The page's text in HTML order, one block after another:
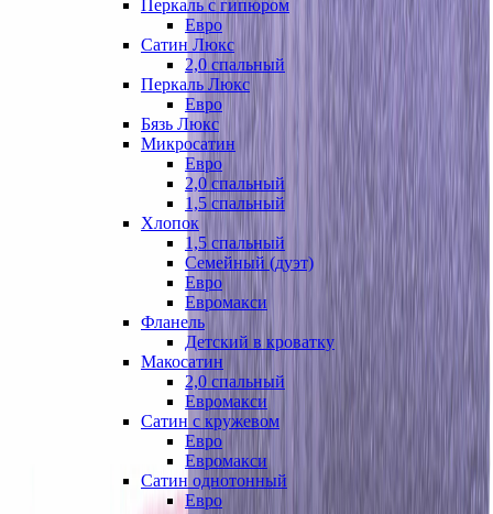
Перкаль с гипюром
Евро
Сатин Люкс
2,0 спальный
Перкаль Люкс
Евро
Бязь Люкс
Микросатин
Евро
2,0 спальный
1,5 спальный
Хлопок
1,5 спальный
Семейный (дуэт)
Евро
Евромакси
Фланель
Детский в кроватку
Макосатин
2,0 спальный
Евромакси
Сатин с кружевом
Евро
Евромакси
Сатин однотонный
Евро